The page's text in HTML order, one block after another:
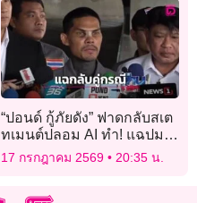
“ปอนด์ กู้ภัยดัง” ฟาดกลับสเต
ทเมนต์ปลอม AI ทำ! แฉปมทุ
บท้าวเวสฯ จนร้องไห้-รับหนี
ทหารจริง
17 กรกฎาคม 2569 20:35 น.